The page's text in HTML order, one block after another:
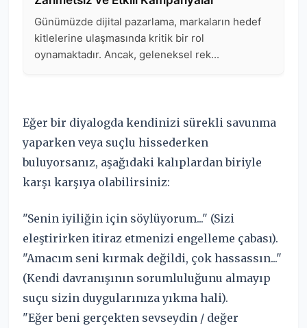
Eğer bir diyalogda kendinizi sürekli savunma
yaparken veya suçlu hissederken
buluyorsanız, aşağıdaki kalıplardan biriyle
karşı karşıya olabilirsiniz:
"Senin iyiliğin için söylüyorum..." (Sizi
eleştirirken itiraz etmenizi engelleme çabası).
"Amacım seni kırmak değildi, çok hassassın..."
(Kendi davranışının sorumluluğunu almayıp
suçu sizin duygularınıza yıkma hali).
"Eğer beni gerçekten sevseydin / değer